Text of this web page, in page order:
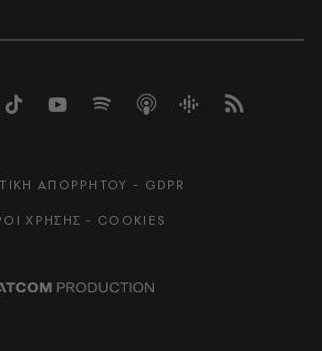
ΑΠΟΡΡΗΤΟΥ - GDPR
ΧΡΗΣΗΣ - COOKIES